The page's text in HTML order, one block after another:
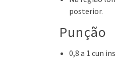
posterior.
Punção
0,8 a 1 cun